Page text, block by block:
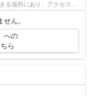
る場所にあり、アクセスは
ん。
への
ら